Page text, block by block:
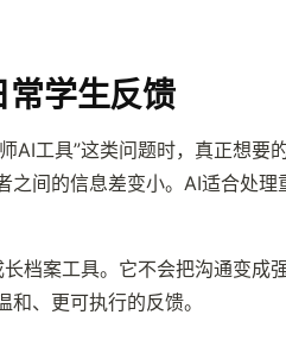
常学生反馈
AI工具”这类问题时，真正想
之间的信息差变小。AI适合处
档案工具。它不会把沟通变
和、更可执行的反馈。